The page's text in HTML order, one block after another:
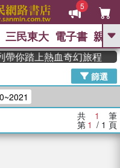
5
GO
The Odyssey 、
如果歷史是一群喵 、 暑期
際布克獎 臺灣漫遊錄
灣的李登輝時代 、 數學女
想
偉大的迷走神經
三民東大 電子書 親子
你踏上熱血奇幻旅程
篩選
共 1 筆
第 1 / 1 頁